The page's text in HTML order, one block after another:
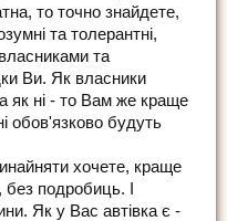
то точно знайдете,
та толерантні,
та
Ви. Як власники
як ні - то Вам же краще
обов'язково будуть
хочете, краще
подробиць. І
Як у Вас автівка є -